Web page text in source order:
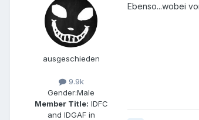
ausgeschieden
9.9k
Gender:Male
Member Title: IDFC
and IDGAF in
Ebenso...wobei